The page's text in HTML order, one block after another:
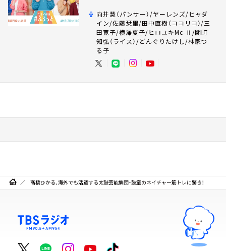
向井慧（パンサー）/ヤーレンズ/ヒャダ
イン/佐藤栞里/田中直樹（ココリコ）/三
田寛子/横澤夏子/ヒロユキMc-Ⅱ/関町
知弘（ライス）/どんぐりたけし/林家つ
る子
髙橋ひかる、海外でも活躍する太鼓芸能集団・鼓童のネイチャー筋トレに驚き！